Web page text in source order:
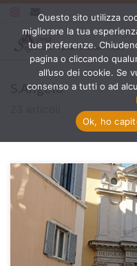
Passa al contenuto
S.Angelo
Questo sito utilizza
migliorare la tua
tue preferenze.
pagina o cliccando
all’uso dei cookie. Se
consenso a tutti o ad
Ok, ho